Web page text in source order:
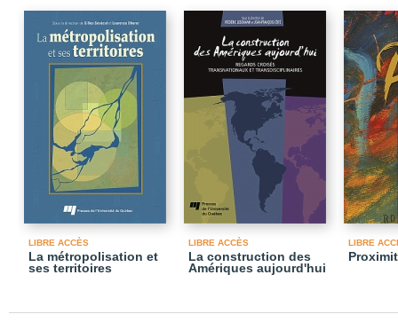
LIBRE ACCÈS
La métropolisation et
ses territoires
LIBRE ACCÈS
La construction des
Amériques aujourd'hui
LIBRE